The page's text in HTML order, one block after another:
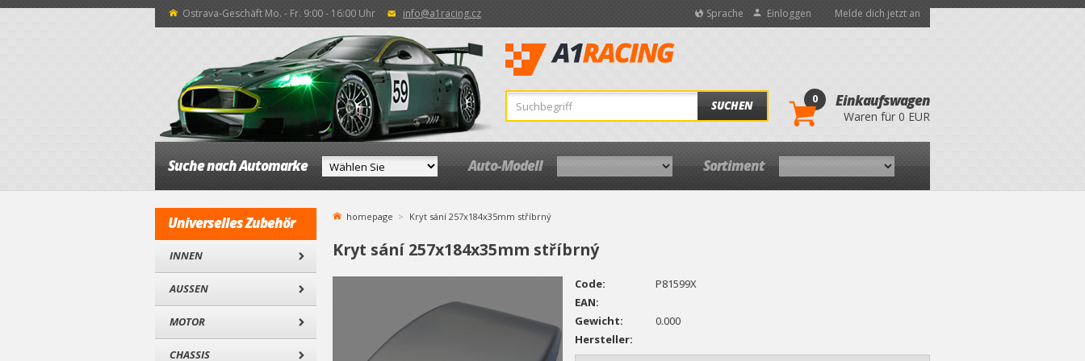
Ostrava-Geschäft Mo. - Fr. 9:00 - 16:00 Uhr info@a1racing.cz Sprache Einloggen Melde dich jetzt an
SUCHEN 0 Einkaufswagen
Waren für 0 EUR
Suche nach Automarke Auto-Modell Sortiment
Universelles Zubehör
INNEN
AUSSEN
MOTOR
CHASSIS
homepage Kryt sání 257x184x35mm stříbrný
Kryt sání 257x184x35mm stříbrný
Code:
P81599X
EAN:
Gewicht:
0.000
Hersteller: